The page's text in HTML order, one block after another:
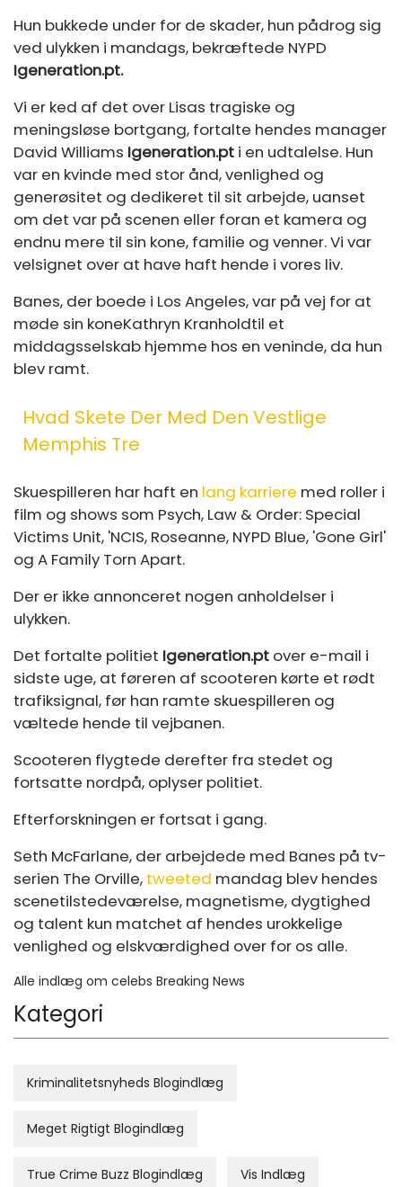
Hun bukkede under for de skader, hun pådrog sig
ved ulykken i mandags, bekræftede NYPD
Igeneration.pt.
Vi er ked af det over Lisas tragiske og
meningsløse bortgang, fortalte hendes manager
David Williams Igeneration.pt i en udtalelse. Hun
var en kvinde med stor ånd, venlighed og
generøsitet og dedikeret til sit arbejde, uanset
om det var på scenen eller foran et kamera og
endnu mere til sin kone, familie og venner. Vi var
velsignet over at have haft hende i vores liv.
Banes, der boede i Los Angeles, var på vej for at
møde sin koneKathryn Kranholdtil et
middagsselskab hjemme hos en veninde, da hun
blev ramt.
Hvad Skete Der Med Den Vestlige
Memphis Tre
Skuespilleren har haft en lang karriere med roller i
film og shows som Psych, Law & Order: Special
Victims Unit, 'NCIS, Roseanne, NYPD Blue, 'Gone Girl'
og A Family Torn Apart.
Der er ikke annonceret nogen anholdelser i
ulykken.
Det fortalte politiet Igeneration.pt over e-mail i
sidste uge, at føreren af ​​scooteren kørte et rødt
trafiksignal, før han ramte skuespilleren og
væltede hende til vejbanen.
Scooteren flygtede derefter fra stedet og
fortsatte nordpå, oplyser politiet.
Efterforskningen er fortsat i gang.
Seth McFarlane, der arbejdede med Banes på tv-
serien The Orville, tweeted mandag blev hendes
scenetilstedeværelse, magnetisme, dygtighed
og talent kun matchet af hendes urokkelige
venlighed og elskværdighed over for os alle.
Alle indlæg om celebs Breaking News
Kategori
Kriminalitetsnyheds Blogindlæg
Meget Rigtigt Blogindlæg
True Crime Buzz Blogindlæg Vis Indlæg